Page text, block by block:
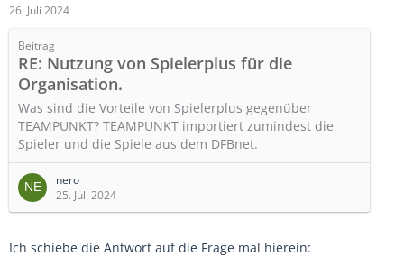
26. Juli 2024
Beitrag
RE: Nutzung von Spielerplus für die
Organisation.
Was sind die Vorteile von Spielerplus gegenüber
TEAMPUNKT? TEAMPUNKT importiert zumindest die
Spieler und die Spiele aus dem DFBnet.
nero
25. Juli 2024
Ich schiebe die Antwort auf die Frage mal hierein: